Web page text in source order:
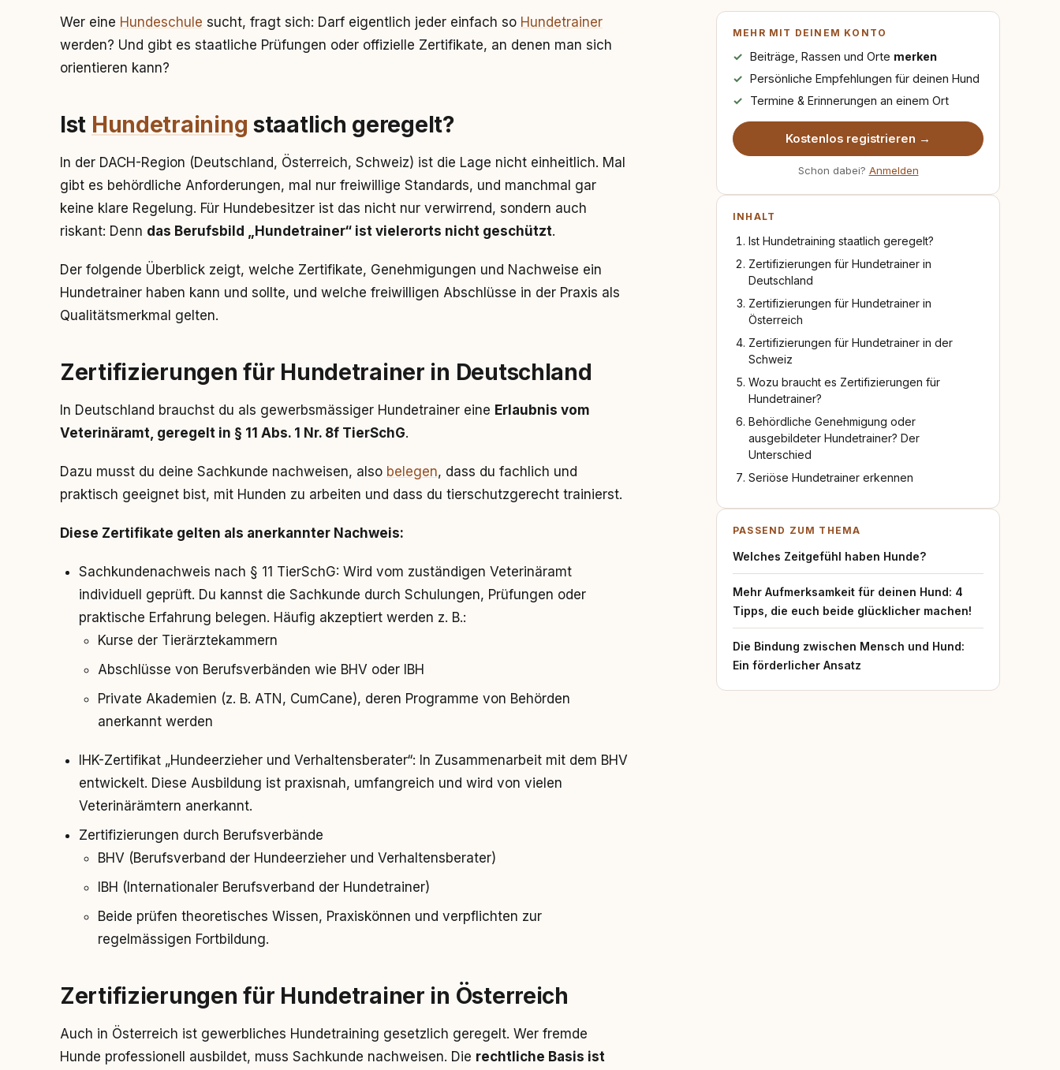
Wer eine Hundeschule sucht, fragt sich: Darf eigentlich jeder einfach so Hundetrainer
werden? Und gibt es staatliche Prüfungen oder offizielle Zertifikate, an denen man sich
orientieren kann?
Ist Hundetraining staatlich geregelt?
In der DACH-Region (Deutschland, Österreich, Schweiz) ist die Lage nicht einheitlich. Mal
gibt es behördliche Anforderungen, mal nur freiwillige Standards, und manchmal gar
keine klare Regelung. Für Hundebesitzer ist das nicht nur verwirrend, sondern auch
riskant: Denn das Berufsbild „Hundetrainer“ ist vielerorts nicht geschützt.
Der folgende Überblick zeigt, welche Zertifikate, Genehmigungen und Nachweise ein
Hundetrainer haben kann und sollte, und welche freiwilligen Abschlüsse in der Praxis als
Qualitätsmerkmal gelten.
Zertifizierungen für Hundetrainer in Deutschland
In Deutschland brauchst du als gewerbsmässiger Hundetrainer eine Erlaubnis vom
Veterinäramt, geregelt in § 11 Abs. 1 Nr. 8f TierSchG.
Dazu musst du deine Sachkunde nachweisen, also belegen, dass du fachlich und
praktisch geeignet bist, mit Hunden zu arbeiten und dass du tierschutzgerecht trainierst.
Diese Zertifikate gelten als anerkannter Nachweis:
Sachkundenachweis nach § 11 TierSchG: Wird vom zuständigen Veterinäramt
individuell geprüft. Du kannst die Sachkunde durch Schulungen, Prüfungen oder
praktische Erfahrung belegen. Häufig akzeptiert werden z. B.:
Kurse der Tierärztekammern
Abschlüsse von Berufsverbänden wie BHV oder IBH
Private Akademien (z. B. ATN, CumCane), deren Programme von Behörden
anerkannt werden
IHK-Zertifikat „Hundeerzieher und Verhaltensberater“: In Zusammenarbeit mit dem BHV
entwickelt. Diese Ausbildung ist praxisnah, umfangreich und wird von vielen
Veterinärämtern anerkannt.
Zertifizierungen durch Berufsverbände
BHV (Berufsverband der Hundeerzieher und Verhaltensberater)
IBH (Internationaler Berufsverband der Hundetrainer)
Beide prüfen theoretisches Wissen, Praxiskönnen und verpflichten zur
regelmässigen Fortbildung.
Zertifizierungen für Hundetrainer in Österreich
Auch in Österreich ist gewerbliches Hundetraining gesetzlich geregelt. Wer fremde
Hunde professionell ausbildet, muss Sachkunde nachweisen. Die rechtliche Basis ist
MEHR MIT DEINEM KONTO
Beiträge, Rassen und Orte merken
Persönliche Empfehlungen für deinen Hund
Termine & Erinnerungen an einem Ort
Kostenlos registrieren →
Schon dabei? Anmelden
INHALT
Ist Hundetraining staatlich geregelt?
Zertifizierungen für Hundetrainer in
Deutschland
Zertifizierungen für Hundetrainer in
Österreich
Zertifizierungen für Hundetrainer in der
Schweiz
Wozu braucht es Zertifizierungen für
Hundetrainer?
Behördliche Genehmigung oder
ausgebildeter Hundetrainer? Der
Unterschied
Seriöse Hundetrainer erkennen
PASSEND ZUM THEMA
Welches Zeitgefühl haben Hunde?
Mehr Aufmerksamkeit für deinen Hund: 4
Tipps, die euch beide glücklicher machen!
Die Bindung zwischen Mensch und Hund:
Ein förderlicher Ansatz